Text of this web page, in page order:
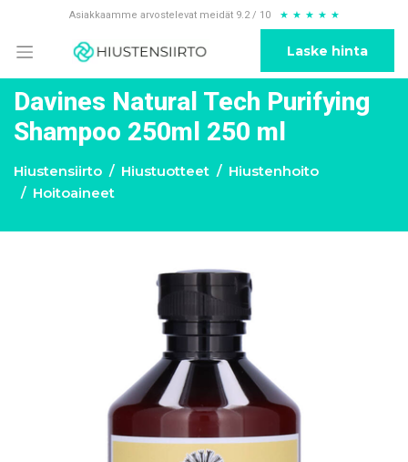
Asiakkaamme arvostelevat meidät 9.2 / 10 ★ ★ ★ ★ ★
Laske hinta
Davines Natural Tech Purifying
Shampoo 250ml 250 ml
Hiustensiirto Hiustuotteet
Hiustenhoito
Hoitoaineet